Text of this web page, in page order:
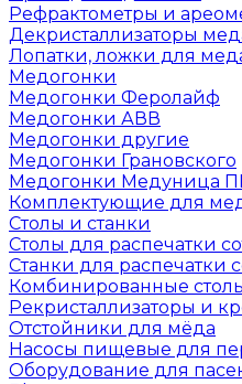
Рефрактометры и
Декристаллизаторы
Лопатки, ложки для
Медогонки
Медогонки Феролайф
Медогонки АВВ
Медогонки другие
Медогонки Грановского
Медогонки Медуница
Комплектующие для
Столы и станки
Столы для распечатки
Станки для распечатки
Комбинированные
Рекристаллизаторы и
Отстойники для мёда
Насосы пищевые для
Оборудование для